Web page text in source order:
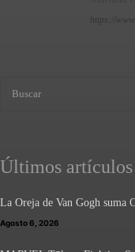
https://
Buscar
Últimos artículos
La Oreja de Van Gogh suma
Agosto 6, 2026